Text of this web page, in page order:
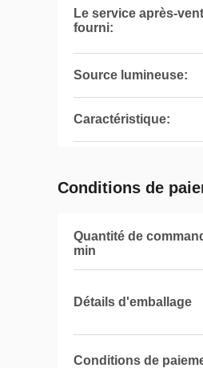
Le service après-
fourni:
Source lumineuse:
Caractéristique:
Conditions de
Quantité de
min
Détails d'emballage
Conditions de